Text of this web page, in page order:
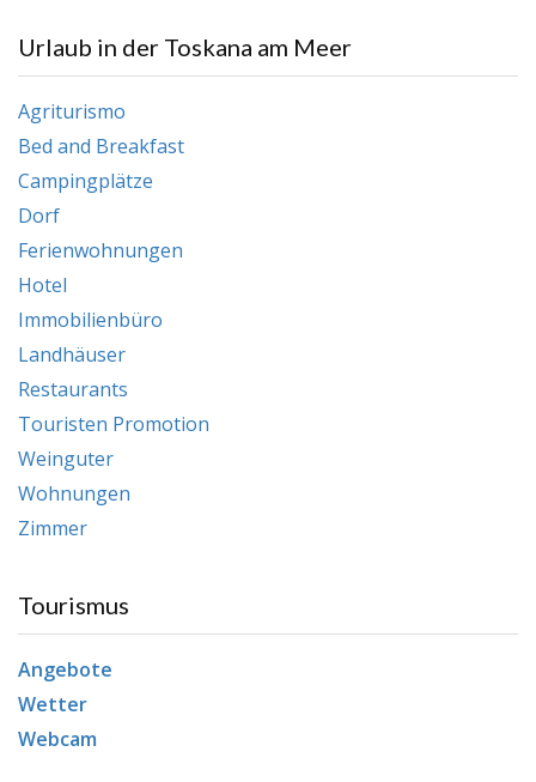
Urlaub in der Toskana am Meer
Agriturismo
Bed and Breakfast
Campingplätze
Dorf
Ferienwohnungen
Hotel
Immobilienbüro
Landhäuser
Restaurants
Touristen Promotion
Weinguter
Wohnungen
Zimmer
Tourismus
Angebote
Wetter
Webcam